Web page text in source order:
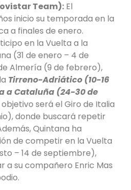
Team): El
inicio su temporada en la
a finales de enero.
en la Vuelta a la
(31 de enero – 4 de
Almería (9 de febrero),
Tirreno-Adriático (10-16
a Cataluña (24-30 de
objetivo será el Giro de Italia
donde buscará repetir
Quintana ha
de competir en la Vuelta
– 14 de septiembre),
a su compañero Enric Mas